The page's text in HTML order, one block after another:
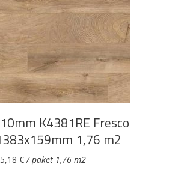
DODAJ U KOŠARICU
K4381RE Fresco
1,76 m2
€/ paket 1,76 m2